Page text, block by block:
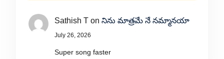
Sathish Ton నిను మాత్రమే నే నమ్మానయా
July 26, 2026
Super song faster